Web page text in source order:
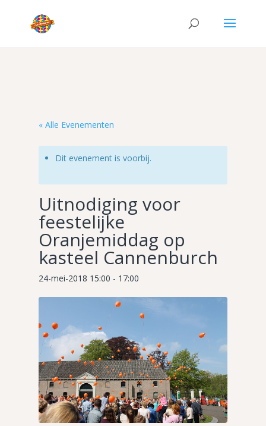
« Alle Evenementen
Dit evenement is voorbij.
Uitnodiging voor
feestelijke
Oranjemiddag op
kasteel Cannenburch
24-mei-2018 15:00 - 17:00